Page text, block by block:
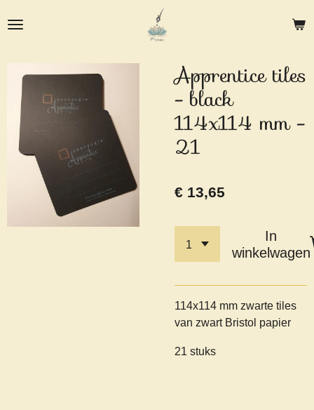
direct
hoofdinhoud
Apprentice tiles
- black
114x114 mm -
21
€ 13,65
In
winkelwagen
114x114 mm zwarte tiles
van zwart Bristol papier
21 stuks